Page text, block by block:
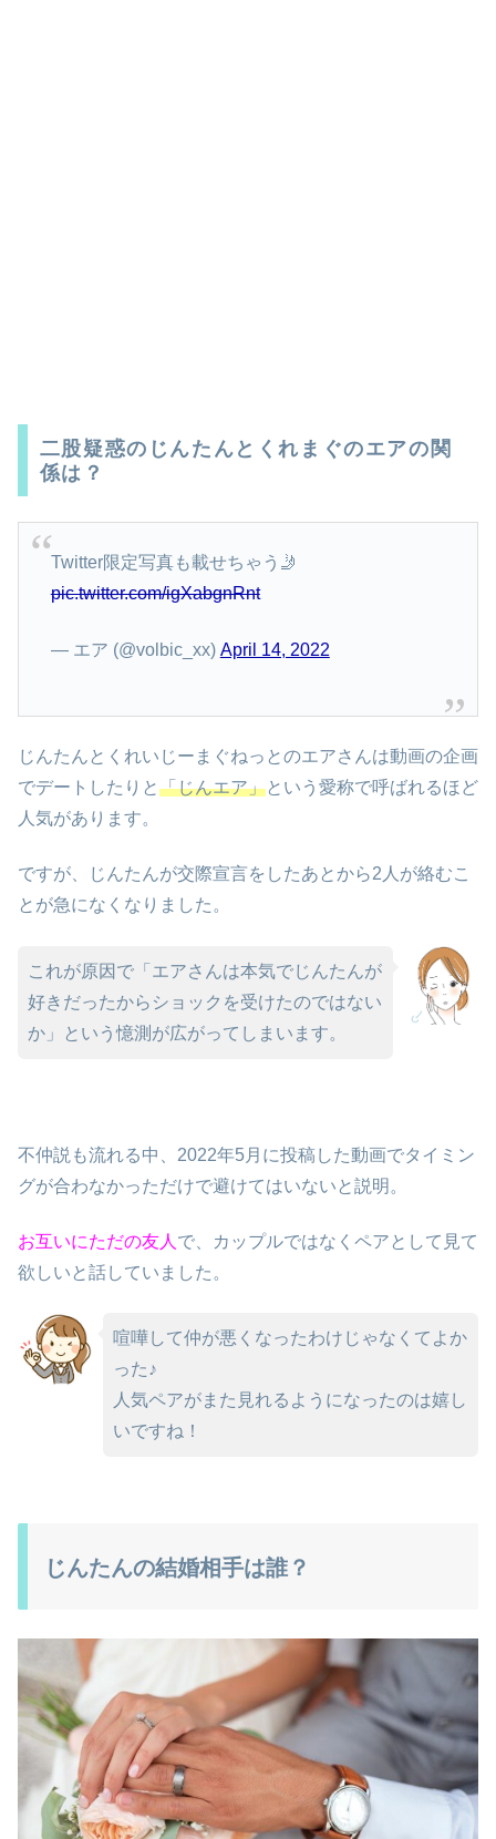
二股疑惑のじんたんとくれまぐのエアの関
係は？
Twitter限定写真も載せちゃう🤳
pic.twitter.com/igXabgnRnt
— エア (@volbic_xx) April 14, 2022
じんたんとくれいじーまぐねっとのエアさんは動画の企画
でデートしたりと「じんエア」という愛称で呼ばれるほど
人気があります。
ですが、じんたんが交際宣言をしたあとから2人が絡むこ
とが急になくなりました。
これが原因で「エアさんは本気でじんたんが
好きだったからショックを受けたのではない
か」という憶測が広がってしまいます。
不仲説も流れる中、2022年5月に投稿した動画でタイミン
グが合わなかっただけで避けてはいないと説明。
お互いにただの友人 で、カップルではなくペアとして見て
欲しいと話していました。
喧嘩して仲が悪くなったわけじゃなくてよか
った♪
人気ペアがまた見れるようになったのは嬉し
いですね！
じんたんの結婚相手は誰？